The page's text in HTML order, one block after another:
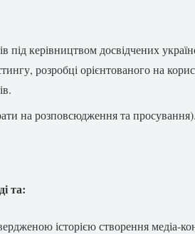
під керівництвом досвідчених
розробці орієнтованого на
на розповсюдження та просування).
та:
історією створення медіа-